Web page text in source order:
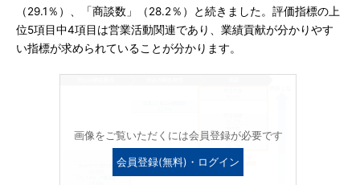
（29.1％）、「商談数」（28.2％）と続きました。評価指標の上
位5項目中4項目は営業活動関連であり、業績貢献が分かりやす
い指標が求められていることが分かります。
画像をご覧いただくには会員登録が必要です
会員登録(無料)・ログイン